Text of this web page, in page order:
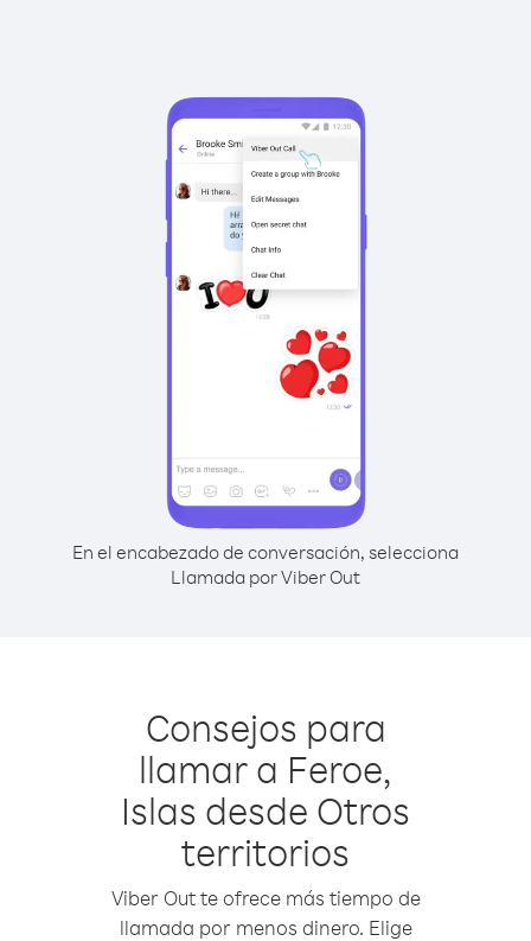
En el encabezado de conversación, selecciona
Llamada por Viber Out
Consejos para
llamar a Feroe,
Islas desde Otros
territorios
Viber Out te ofrece más tiempo de
llamada por menos dinero. Elige